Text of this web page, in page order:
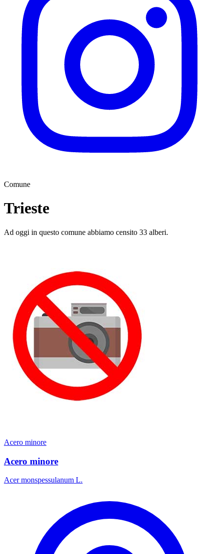
Comune
Trieste
Ad oggi in questo comune abbiamo censito 33 alberi.
Acero minore
Acero minore
Acer monspessulanum L.